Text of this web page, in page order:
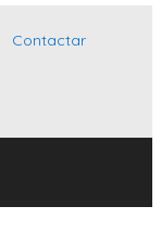
Contactar